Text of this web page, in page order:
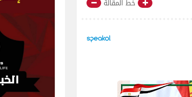
خط المقالة